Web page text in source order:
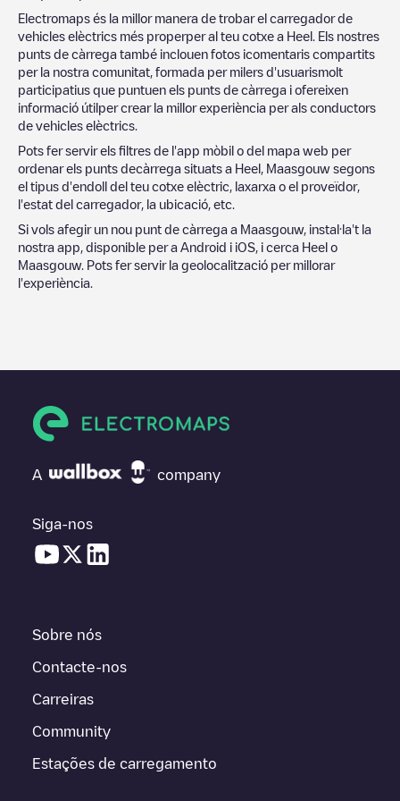
Electromaps és la millor manera de trobar el carregador de
vehicles elèctrics més properper al teu cotxe a Heel . Els nostres
punts de càrrega també inclouen fotos icomentaris compartits
per la nostra comunitat, formada per milers d'usuarismolt
participatius que puntuen els punts de càrrega i ofereixen
informació útilper crear la millor experiència per als conductors
de vehicles elèctrics.
Pots fer servir els filtres de l'app mòbil o del mapa web per
ordenar els punts decàrrega situats a Heel Maasgouw segons
el tipus d'endoll del teu cotxe elèctric, laxarxa o el proveïdor,
l'estat del carregador, la ubicació, etc.
Si vols afegir un nou punt de càrrega a Maasgouw, instal·la't la
nostra app, disponible per a Android i iOS, i cerca Heel o
Maasgouw. Pots fer servir la geolocalització per millorar
l'experiència.
A company
Siga-nos
Sobre nós
Contacte-nos
Carreiras
Community
Estações de carregamento